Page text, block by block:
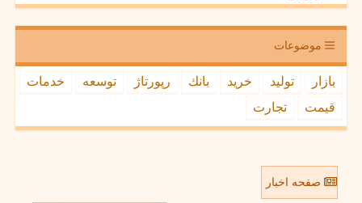
موضوعات
بازار تولید خرید بانك رپورتاژ توسعه
خدمات
قیمت
تجارت
صفحه اخبار